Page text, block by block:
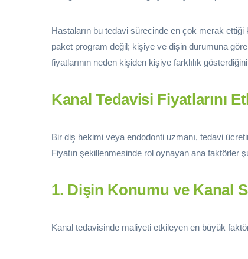
Hastaların bu tedavi sürecinde en çok merak
paket program değil; kişiye ve dişin durumuna
fiyatlarının neden kişiden kişiye farklılık
Kanal Tedavisi Fiyatlarını
Bir diş hekimi veya endodonti uzmanı, tedavi
Fiyatın şekillenmesinde rol oynayan ana faktörler
1. Dişin Konumu ve Kanal
Kanal tedavisinde maliyeti etkileyen en büyük faktör